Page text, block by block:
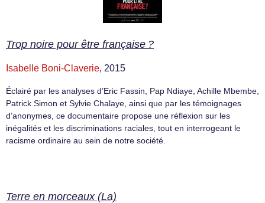
Trop noire pour être française ?
Isabelle Boni-Claverie, 2015
Éclairé par les analyses d’Eric Fassin, Pap Ndiaye, Achille Mbembe,
Patrick Simon et Sylvie Chalaye, ainsi que par les témoignages
d’anonymes, ce documentaire propose une réflexion sur les
inégalités et les discriminations raciales, tout en interrogeant le
racisme ordinaire au sein de notre société.
Terre en morceaux (La)